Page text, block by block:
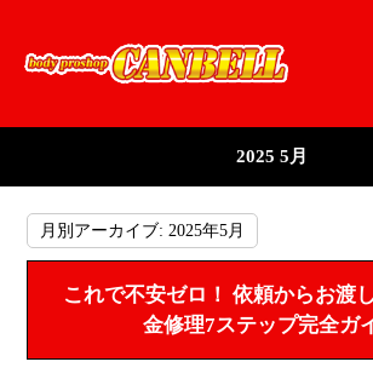
2025 5月
月別アーカイブ:2025年5月
これで不安ゼロ！ 依頼からお
金修理7ステップ完全ガ